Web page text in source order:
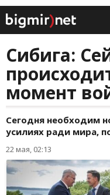
Сибига:
момент
Сегодня необходим
усилиях ради мира,
22 мая, 02:13